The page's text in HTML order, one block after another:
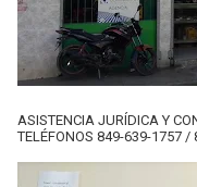
ASISTENCIA JURÍDICA Y
TELÉFONOS 849-639-1757 /